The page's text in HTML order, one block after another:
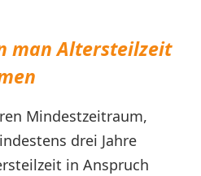
man Altersteilzeit
Mindestzeitraum,
drei Jahre
in Anspruch